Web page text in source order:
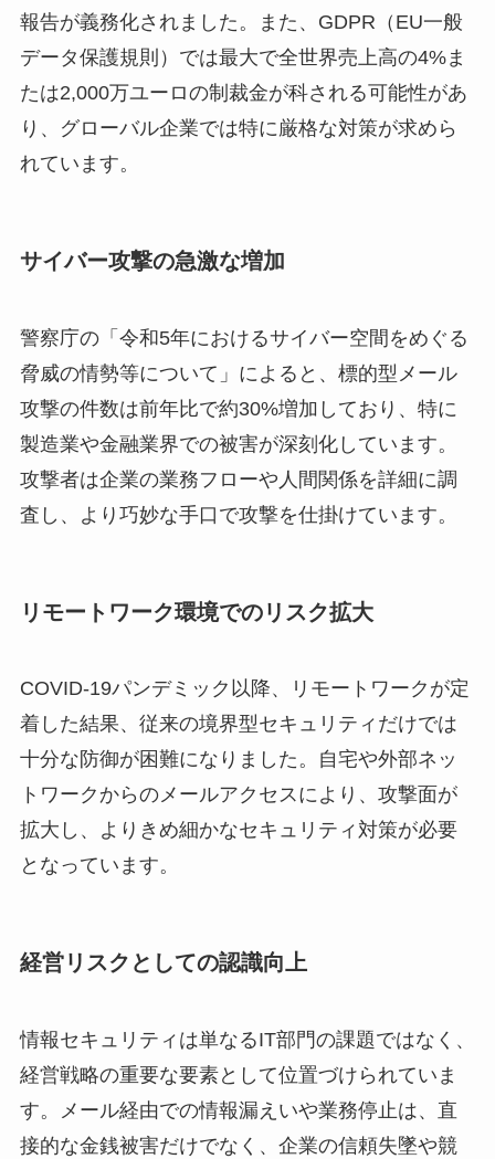
報告が義務化されました。また、GDPR（EU一般
データ保護規則）では最大で全世界売上高の4%ま
たは2,000万ユーロの制裁金が科される可能性があ
り、グローバル企業では特に厳格な対策が求めら
れています。
サイバー攻撃の急激な増加
警察庁の「令和5年におけるサイバー空間をめぐる
脅威の情勢等について」によると、標的型メール
攻撃の件数は前年比で約30%増加しており、特に
製造業や金融業界での被害が深刻化しています。
攻撃者は企業の業務フローや人間関係を詳細に調
査し、より巧妙な手口で攻撃を仕掛けています。
リモートワーク環境でのリスク拡大
COVID-19パンデミック以降、リモートワークが定
着した結果、従来の境界型セキュリティだけでは
十分な防御が困難になりました。自宅や外部ネッ
トワークからのメールアクセスにより、攻撃面が
拡大し、よりきめ細かなセキュリティ対策が必要
となっています。
経営リスクとしての認識向上
情報セキュリティは単なるIT部門の課題ではなく、
経営戦略の重要な要素として位置づけられていま
す。メール経由での情報漏えいや業務停止は、直
接的な金銭被害だけでなく、企業の信頼失墜や競